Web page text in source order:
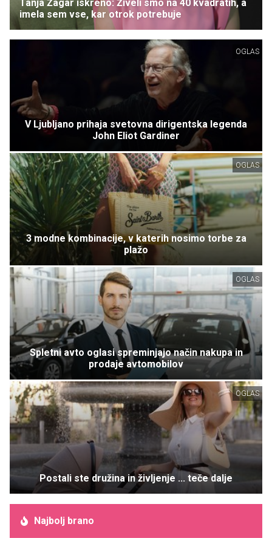
Tanja Žagar iskreno: Živeli smo na 40 kvadratih, a
imela sem vse, kar otrok potrebuje
OGLAS
V Ljubljano prihaja svetovna dirigentska legenda
John Eliot Gardiner
OGLAS
3 modne kombinacije, v katerih nosimo torbe za
plažo
OGLAS
Spletni avto oglasi spreminjajo način nakupa in
prodaje avtomobilov
OGLAS
Postali ste družina in življenje ... teče dalje
Najbolj brano